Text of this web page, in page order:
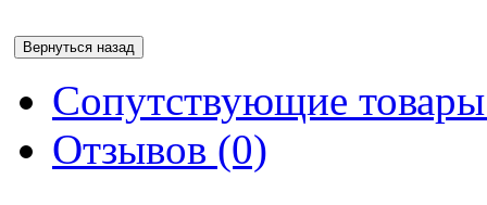
Сопутствующие
Отзывов (0)